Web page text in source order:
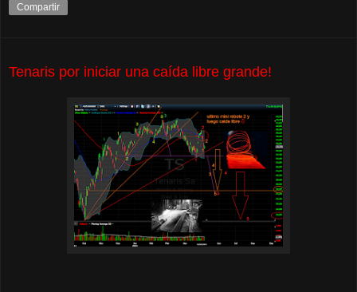
Compartir
Tenaris por iniciar una caída libre grande!